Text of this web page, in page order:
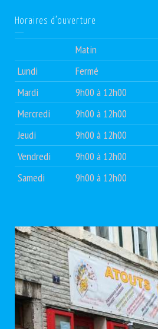
Horaires d’ouverture
Matin
Lundi
Fermé
Mardi
9h00 à 12h00
Mercredi
9h00 à 12h00
Jeudi
9h00 à 12h00
Vendredi
9h00 à 12h00
Samedi
9h00 à 12h00